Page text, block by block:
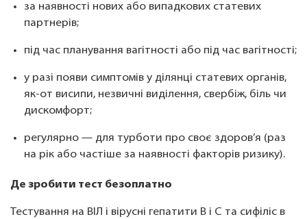
за наявності нових або випадкових статевих
партнерів;
під час планування вагітності або під час вагітності;
у разі появи симптомів у ділянці статевих органів,
як-от висипи, незвичні виділення, свербіж, біль чи
дискомфорт;
регулярно — для турботи про своє здоров’я (раз
на рік або частіше за наявності факторів ризику).
Де зробити тест безоплатно
Тестування на ВІЛ і вірусні гепатити В і С та сифіліс в